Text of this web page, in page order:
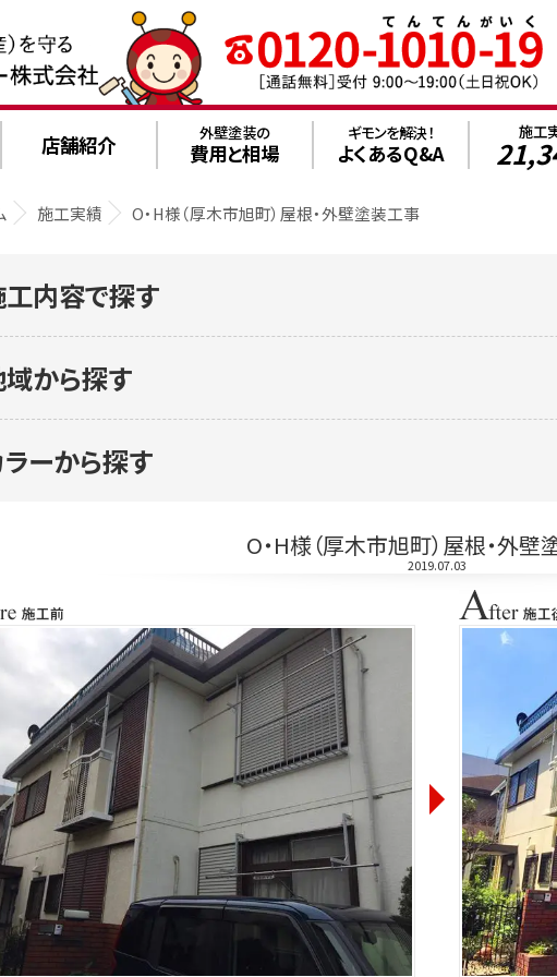
店舗紹介 外壁塗装の
費用と相場
ギモンを解決！
よくあるQ&A
施工
施工実績 O・H様（厚木市旭町）屋根・外壁塗装工事
内容で探す
ーから探す
から探す
O・H様（厚木市旭町）屋根・外
2019.07.03